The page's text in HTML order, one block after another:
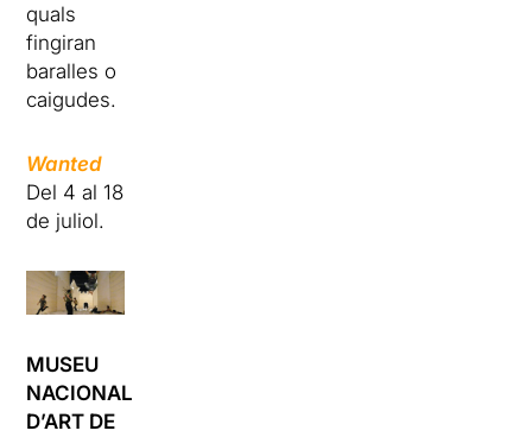
quals
fingiran
baralles o
caigudes.
Wanted
Del 4 al 18
de juliol.
MUSEU
NACIONAL
D’ART DE